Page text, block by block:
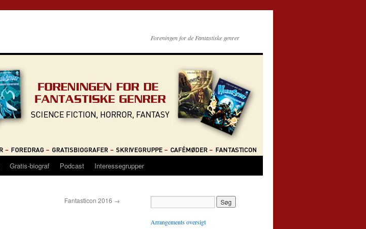
Foreningen for de Fantastiske genrer
Gratis-biograf Podcast Interessegrupper
Fantasticon 2016 →
Arrangements oversigt